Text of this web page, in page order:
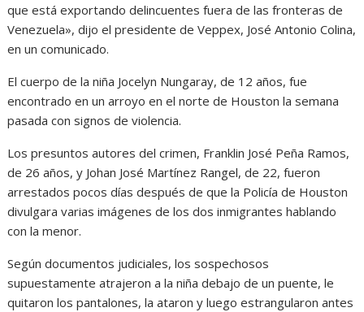
que está exportando delincuentes fuera de las fronteras de
Venezuela», dijo el presidente de Veppex, José Antonio Colina,
en un comunicado.
El cuerpo de la niña Jocelyn Nungaray, de 12 años, fue
encontrado en un arroyo en el norte de Houston la semana
pasada con signos de violencia.
Los presuntos autores del crimen, Franklin José Peña Ramos,
de 26 años, y Johan José Martínez Rangel, de 22, fueron
arrestados pocos días después de que la Policía de Houston
divulgara varias imágenes de los dos inmigrantes hablando
con la menor.
Según documentos judiciales, los sospechosos
supuestamente atrajeron a la niña debajo de un puente, le
quitaron los pantalones, la ataron y luego estrangularon antes